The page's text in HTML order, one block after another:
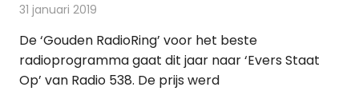
31 januari 2019
De ‘Gouden RadioRing’ voor het beste
radioprogramma gaat dit jaar naar ‘Evers Staat
Op’ van Radio 538. De prijs werd